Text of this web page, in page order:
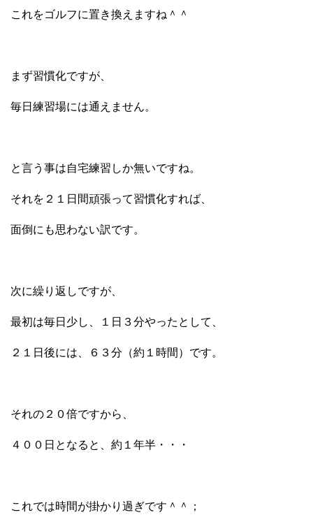
これをゴルフに置き換えますね＾＾
まず習慣化ですが、
毎日練習場には通えません。
と言う事は自宅練習しか無いですね。
それを２１日間頑張って習慣化すれば、
面倒にも思わない訳です。
次に繰り返しですが、
最初は毎日少し、１日３分やったとして、
２１日後には、６３分（約１時間）です。
それの２０倍ですから、
４００日となると、約１年半・・・
これでは時間が掛かり過ぎです＾＾；